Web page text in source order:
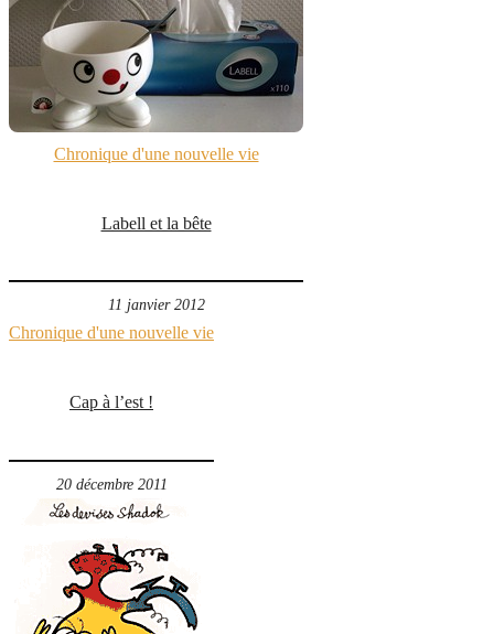
Chronique d'une nouvelle vie
Labell et la bête
11 janvier 2012
Chronique d'une nouvelle vie
Cap à l’est !
20 décembre 2011